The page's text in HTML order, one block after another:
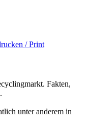
/ Print
Fakten,
unter anderem in